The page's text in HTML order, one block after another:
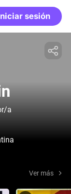
sesión
a
Ver más